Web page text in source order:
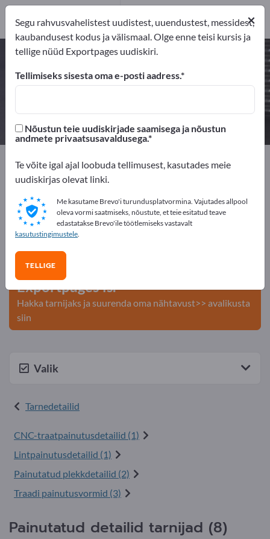
Painutatud detailid – leidke
tootjaid ja tarnijaid
Tootja7
Turustajat1
Exportpages Komponendid ja Osad
Tarnedetailid
Painutatud detailid
Reklaamige tasuta Exportpages'is!
Vajadused – Pakkumised – Kasutatud kaubad –
Ärikontaktid >> alustage siit
Avalikusta oma ettevõte ja tooted
Exportpages'is.
Hakka tarnijaks ja suurenda oma nähtavust>> avalikusta
siin
Valik
Tarnedetailid
CNC- traatpainutusdetailid (1)
Lint painutusdetailid (1)
Painutatud plekkdetailid (2)
Traadi painutusvormid (3)
Painutatud detailid tarnijad (8)
×
Segu rahvusvahelistest uudistest, uuendustest, messidest,
kaubandusest kodus ja välismaal. Olge enne teisi kursis ja
tellige nüüd Exportpages uudiskiri.
Tellimiseks sisesta oma e-posti aadress.
Nõustun teie uudiskirjade saamisega ja nõustun
andmete privaatsusavaldusega.
Te võite igal ajal loobuda tellimusest, kasutades meie
uudiskirjas olevat linki.
Me kasutame Brevo'i turundusplatvormina. Vajutades allpool
oleva vormi saatmiseks, nõustute, et teie esitatud teave
edastatakse Brevo'ile töötlemiseks vastavalt
kasutustingimustele.
TELLIGE